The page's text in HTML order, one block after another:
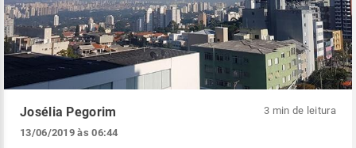
Josélia Pegorim
13/06/2019 às 06:44
3 min de leitura